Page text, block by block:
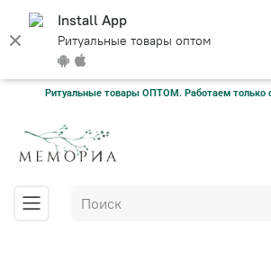
Install App
Ритуальные товары оптом
Ритуальные товары ОПТОМ. Работаем только